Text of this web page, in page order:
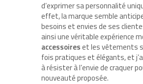
d’exprimer sa personnalité
effet, la marque semble
besoins et envies de ses
ainsi une véritable expérience
accessoireset les vêtements
fois pratiques et élégants, et
à résister à l’envie de craquer
nouveauté proposée.